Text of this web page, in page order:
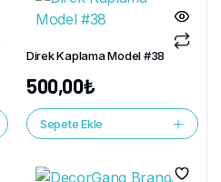
Direk Kaplama Model #38
500,00₺
Sepete Ekle